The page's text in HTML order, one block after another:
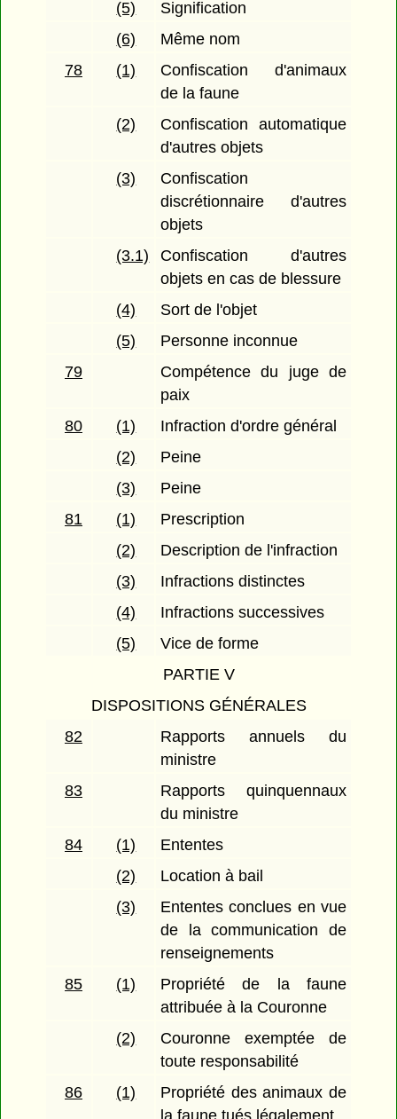
(5)
Signification
(6)
Même nom
78
(1)
Confiscation d'animaux
de la faune
(2)
Confiscation automatique
d'autres objets
(3)
Confiscation
discrétionnaire d'autres
objets
(3.1)
Confiscation d'autres
objets en cas de blessure
(4)
Sort de l'objet
(5)
Personne inconnue
79
Compétence du juge de
paix
80
(1)
Infraction d'ordre général
(2)
Peine
(3)
Peine
81
(1)
Prescription
(2)
Description de l'infraction
(3)
Infractions distinctes
(4)
Infractions successives
(5)
Vice de forme
PARTIE V
DISPOSITIONS GÉNÉRALES
82
Rapports annuels du
ministre
83
Rapports quinquennaux
du ministre
84
(1)
Ententes
(2)
Location à bail
(3)
Ententes conclues en vue
de la communication de
renseignements
85
(1)
Propriété de la faune
attribuée à la Couronne
(2)
Couronne exemptée de
toute responsabilité
86
(1)
Propriété des animaux de